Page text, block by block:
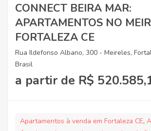
CONNECT BEIRA MAR:
APARTAMENTOS NO
FORTALEZA CE
Rua Ildefonso Albano, 300 - Meireles,
Brasil
a partir de R$
Apartamentos à venda em Fortaleza CE,